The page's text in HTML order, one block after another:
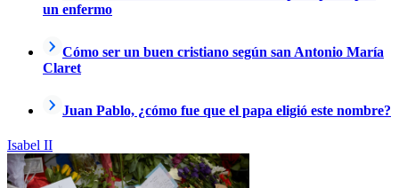
un enfermo
Cómo ser un buen cristiano según san Antonio María
Claret
Juan Pablo, ¿cómo fue que el papa eligió este nombre?
Isabel II